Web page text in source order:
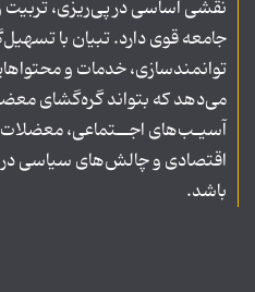
نقشی اساسی در پی‌ریزی،
جامعه قوی دارد. تبیان با
توانمندسازی، خدمات و
می‌دهد که بتواند گره‌گشای
آسیـب‌های اجــتماعی،
اقتصادی و چالش‌های سیاسی در
باشد.